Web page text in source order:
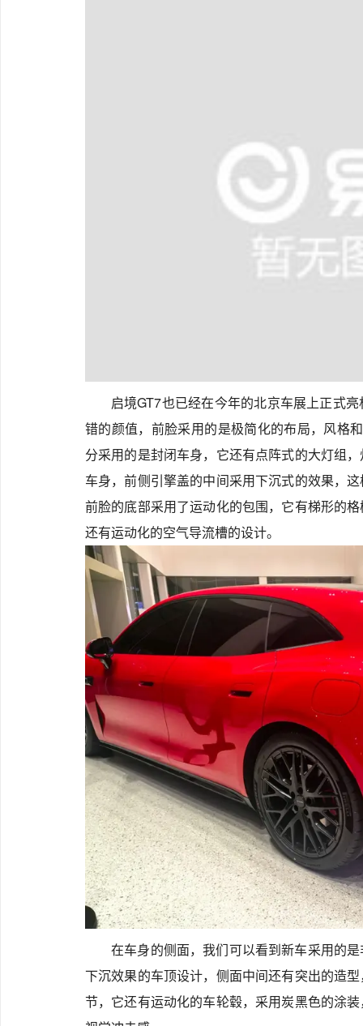
启境GT7也已经在今年的北京车展上正式
错的颜值，前脸采用的是极简化的布局，风格
分采用的是封闭车身，它还有点阵式的大灯组
车身，前侧引擎盖的中间采用下沉式的效果，
前脸的底部采用了运动化的包围，它有梯形的
还有运动化的空气导流槽的设计。
在车身的侧面，我们可以看到新车采用的
下沉效果的车顶设计，侧面中间还有突出的造
节，它还有运动化的车轮毂，采用炭黑色的涂